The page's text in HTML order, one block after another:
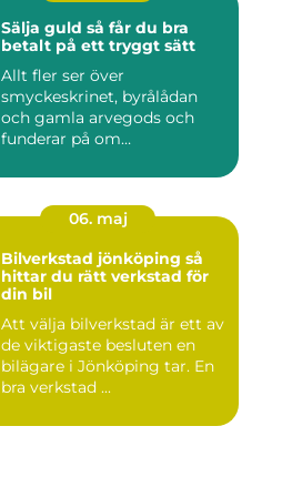
Sälja guld så får du bra
betalt på ett tryggt sätt
Allt fler ser över
smyckeskrinet, byrålådan
och gamla arvegods och
funderar på om
06. maj
Bilverkstad jönköping så
hittar du rätt verkstad för
din bil
Att välja bilverkstad är ett av
de viktigaste besluten en
bilägare i Jönköping tar. En
bra verkstad ...